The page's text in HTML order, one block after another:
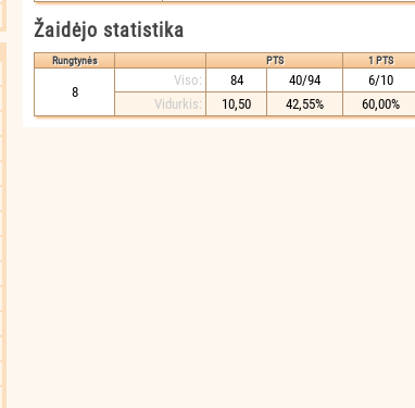
Žaidėjo statistika
Rungtynės PTS 1 PTS
8
Viso: 84 40/94 6/10
Vidurkis:
10,50 42,55% 60,00%